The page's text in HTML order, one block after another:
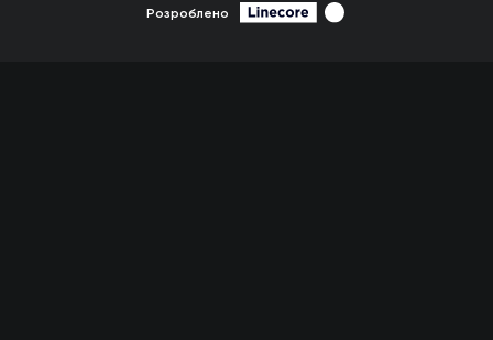
Розроблено